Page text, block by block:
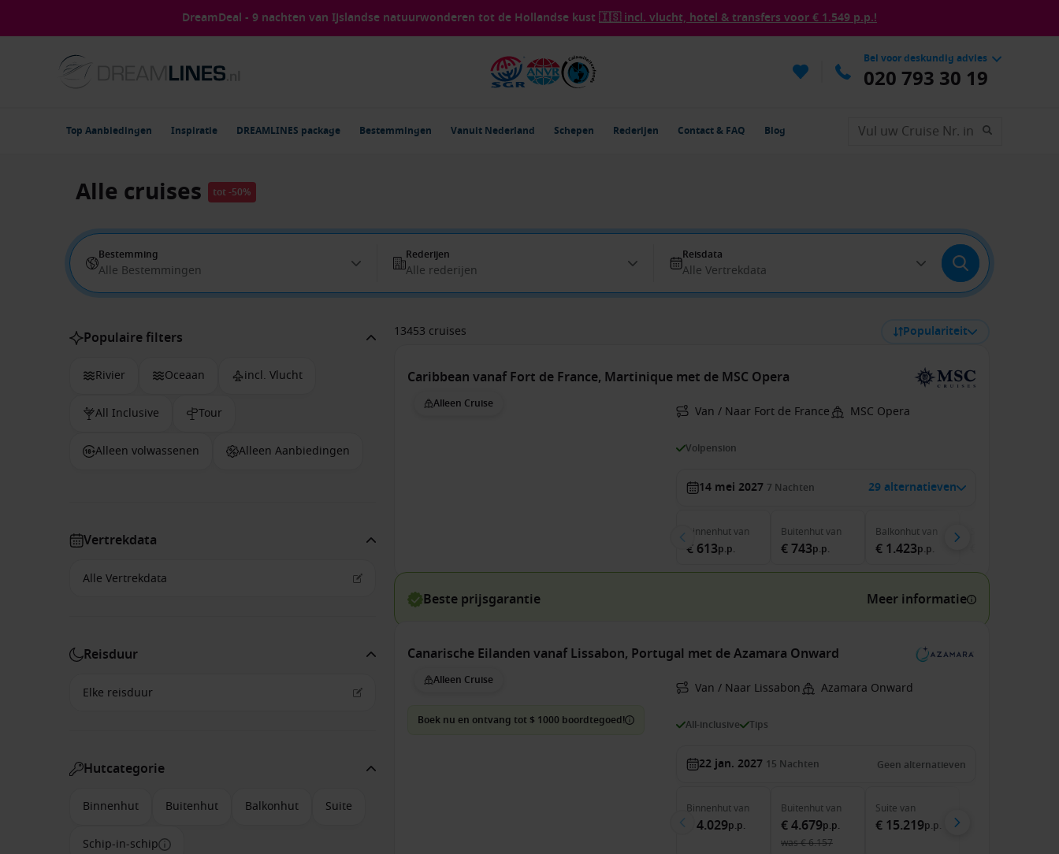
DreamDeal - 9 nachten van IJslandse natuurwonderen tot de Hollandse kust 🇮🇸 incl. vlucht, hotel & transfers voor € 1.549 p.p.!
Bel voor deskundig advies
020 793 30 19
Top Aanbiedingen Inspiratie DREAMLINES package Bestemmingen Vanuit Nederland Schepen Rederijen Contact & FAQ Blog
Alle cruises tot -50%
Bestemming
Alle Bestemmingen
Rederijen
Alle rederijen
Reisdata
Alle Vertrekdata
Populaire filters
Rivier Oceaan incl. Vlucht
All Inclusive Tour
Alleen volwassenen Alleen Aanbiedingen
Vertrekdata
Reisduur
Hutcategorie
Binnenhut Buitenhut Balkonhut Suite
Schip-in-schip
13453 cruises Populariteit
Caribbean vanaf Fort de France, Martinique met de MSC Opera
Alleen Cruise Van / Naar Fort de France MSC Opera
Volpension
14 mei 2027 7 Nachten 29 alternatieven
Binnenhutvan
€ 613p.p.
Buitenhutvan
€ 743p.p.
Balkonhutvan
€ 1.423p.p.
Beste prijsgarantie Meer informatie
Canarische Eilanden vanaf Lissabon, Portugal met de Azamara Onward
Alleen Cruise
Boek nu en ontvang tot $ 1000 boordtegoed!
Van / Naar Lissabon Azamara Onward
All-inclusive Tips
22 jan. 2027 15 Nachten Geen alternatieven
Binnenhutvan
€ 4.029p.p.
Buitenhutvan
€ 4.679p.p.
was€ 6.157
Suite van
€ 15.219p.p.